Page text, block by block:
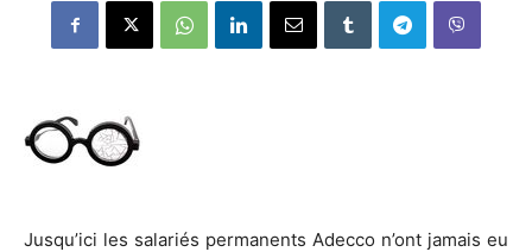
Jusqu’ici les salariés permanents Adecco n’ont jamais eu